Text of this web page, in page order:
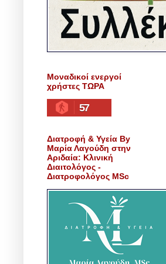
Μοναδικοί ενεργοί
χρήστες ΤΩΡΑ
57
Διατροφή & Υγεία By
Μαρία Λαγούδη στην
Αριδαία: Κλινική
Διαιτολόγος -
Διατροφολόγος MSc